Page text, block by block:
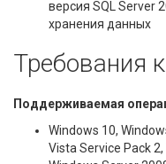
версия SQL Server
хранения данных
Требования
Поддерживаемая
Windows 10,
Vista Service Pack